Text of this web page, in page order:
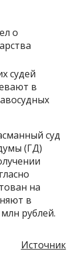
судей
в
суд
(ГД)
на
в
рублей.
Источник